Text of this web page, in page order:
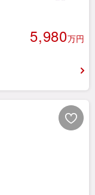
5,980万円